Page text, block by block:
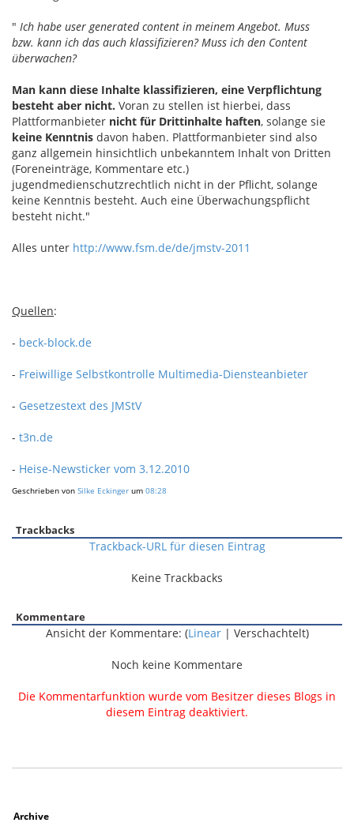
" Ich habe user generated content in meinem Angebot. Muss
bzw. kann ich das auch klassifizieren? Muss ich den Content
überwachen?
Man kann diese Inhalte klassifizieren, eine Verpflichtung
besteht aber nicht. Voran zu stellen ist hierbei, dass
Plattformanbieter nicht für Drittinhalte haften, solange sie
keine Kenntnis davon haben. Plattformanbieter sind also
ganz allgemein hinsichtlich unbekanntem Inhalt von Dritten
(Foreneinträge, Kommentare etc.)
jugendmedienschutzrechtlich nicht in der Pflicht, solange
keine Kenntnis besteht. Auch eine Überwachungspflicht
besteht nicht."
Alles unter http://www.fsm.de/de/jmstv-2011
Quellen:
- beck-block.de
- Freiwillige Selbstkontrolle Multimedia-Diensteanbieter
- Gesetzestext des JMStV
- t3n.de
- Heise-Newsticker vom 3.12.2010
Geschrieben von Silke Eckinger um 08:28
Trackbacks
Trackback-URL für diesen Eintrag
Keine Trackbacks
Kommentare
Ansicht der Kommentare: (Linear| Verschachtelt)
Noch keine Kommentare
Die Kommentarfunktion wurde vom Besitzer dieses Blogs in
diesem Eintrag deaktiviert.
Archive